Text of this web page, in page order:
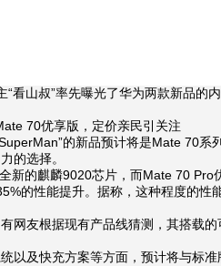
叔”率先曝光了华为两款新品的内
的新品预计将是Mate 70系
的选择。
的麒麟9020芯片，而Mate 70 Pro
的性能提升。据称，这种程度的性
友根据现有产品线猜测，其搭载
及快充方案等方面，预计将与标